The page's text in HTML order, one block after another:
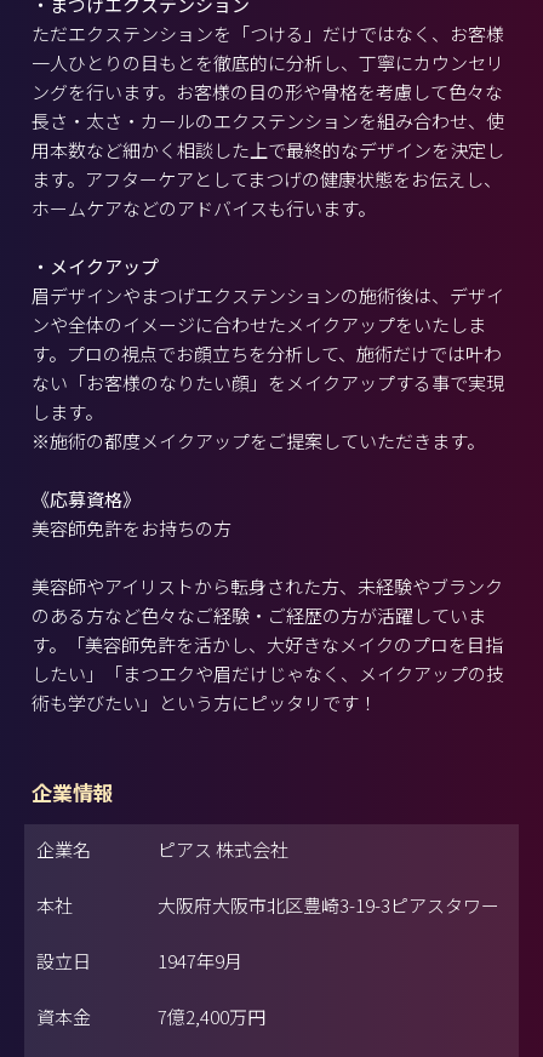
ただエクステンションを「つける」だけではなく、お客様
一人ひとりの目もとを徹底的に分析し、丁寧にカウンセリ
ングを行います。お客様の目の形や骨格を考慮して色々な
長さ・太さ・カールのエクステンションを組み合わせ、使
用本数など細かく相談した上で最終的なデザインを決定し
ます。アフターケアとしてまつげの健康状態をお伝えし、
ホームケアなどのアドバイスも行います。
・メイクアップ
眉デザインやまつげエクステンションの施術後は、デザイ
ンや全体のイメージに合わせたメイクアップをいたしま
す。プロの視点でお顔立ちを分析して、施術だけでは叶わ
ない「お客様のなりたい顔」をメイクアップする事で実現
します。
※施術の都度メイクアップをご提案していただきます。
《応募資格》
美容師免許をお持ちの方
美容師やアイリストから転身された方、未経験やブランク
のある方など色々なご経験・ご経歴の方が活躍していま
す。「美容師免許を活かし、大好きなメイクのプロを目指
したい」「まつエクや眉だけじゃなく、メイクアップの技
術も学びたい」という方にピッタリです！
企業情報
企業名 ピアス 株式会社
本社 大阪府大阪市北区豊崎3-19-3ピアスタワー
設立日 1947年9月
資本金 7億2,400万円